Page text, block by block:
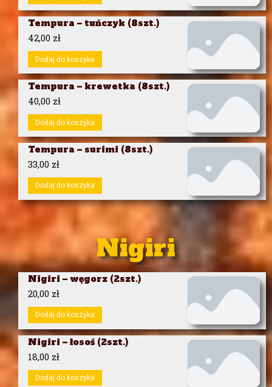
Tempura – tuńczyk (8szt.)
42,00 zł
Dodaj do koszyka
Tempura – krewetka (8szt.)
40,00 zł
Dodaj do koszyka
Tempura – surimi (8szt.)
33,00 zł
Dodaj do koszyka
Nigiri
Nigiri – węgorz (2szt.)
20,00 zł
Dodaj do koszyka
Nigiri – łosoś (2szt.)
18,00 zł
Dodaj do koszyka